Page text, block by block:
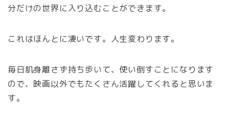
分だけの世界に入り込むことができます。
これはほんとに凄いです。人生変わります。
毎日肌身離さず持ち歩いて、使い倒すことになります
ので、映画以外でもたくさん活躍してくれると思いま
す。